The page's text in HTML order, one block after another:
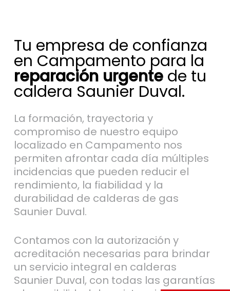
Tu empresa de confianza
en Campamento para la
reparación urgentede tu
caldera Saunier Duval.
La formación, trayectoria y
compromiso de nuestro equipo
localizado en Campamento nos
permiten afrontar cada día múltiples
incidencias que pueden reducir el
rendimiento, la fiabilidad y la
durabilidad de calderas de gas
Saunier Duval.
Contamos con la autorización y
acreditación necesarias para brindar
un servicio integral en calderas
Saunier Duval, con todas las garantías